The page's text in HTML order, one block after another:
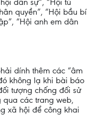
dân sự”, “Hội tù
quyền”, “Hội bầu bí
“Hội anh em dân
dính thêm các “âm
không lạ khi bài báo
tượng chống đối sử
các trang web,
xã hội để công khai